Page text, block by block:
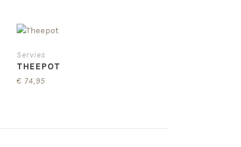
Servies
THEEPOT
€ 74,95